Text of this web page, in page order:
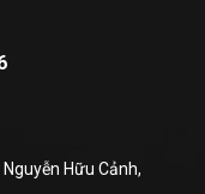
Hữu Cảnh,